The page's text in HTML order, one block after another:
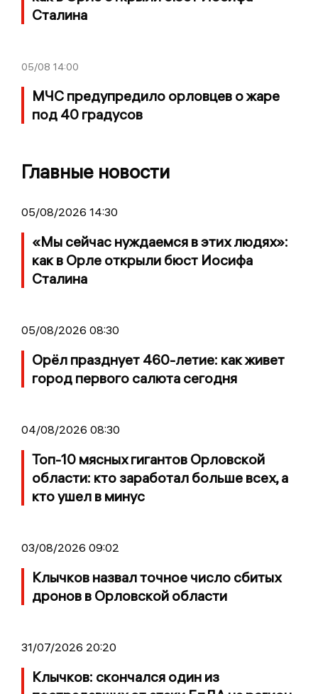
Сталина
05/08 14:00
МЧС предупредило орловцев о жаре
под 40 градусов
Главные новости
05/08/2026 14:30
«Мы сейчас нуждаемся в этих людях»:
как в Орле открыли бюст Иосифа
Сталина
05/08/2026 08:30
Орёл празднует 460-летие: как живет
город первого салюта сегодня
04/08/2026 08:30
Топ-10 мясных гигантов Орловской
области: кто заработал больше всех, а
кто ушел в минус
03/08/2026 09:02
Клычков назвал точное число сбитых
дронов в Орловской области
31/07/2026 20:20
Клычков: скончался один из